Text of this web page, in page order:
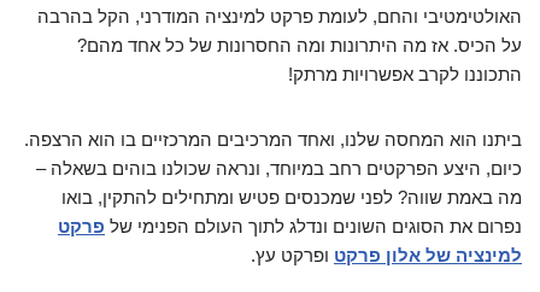
האולטימטיבי והחם, לעומת פרקט למינציה המודרני, הקל בהרבה
על הכיס. אז מה היתרונות ומה החסרונות של כל אחד מהם?
התכוננו לקרב אפשרויות מרתק!
ביתנו הוא המחסה שלנו, ואחד המרכיבים המרכזיים בו הוא הרצפה.
כיום, היצע הפרקטים רחב במיוחד, ונראה שכולנו בוהים בשאלה –
מה באמת שווה? לפני שמכנסים פטיש ומתחילים להתקין, בואו
נפרום את הסוגים השונים ונדלג לתוך העולם הפנימי של פרקט
למינציה של אלון פרקט ופרקט עץ.